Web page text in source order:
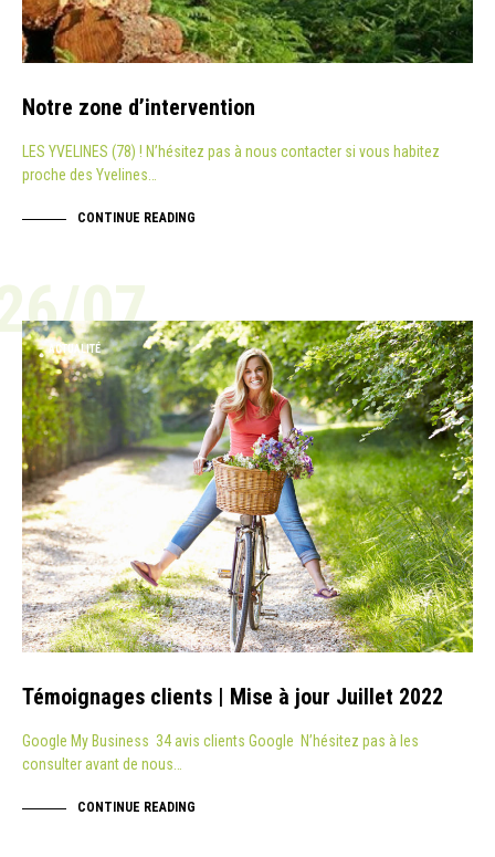
Notre zone d’intervention
LES YVELINES (78) ! N’hésitez pas à nous contacter si vous habitez
proche des Yvelines…
CONTINUE READING
07
ACTUALITÉ
Témoignages clients | Mise à jour Juillet 2022
Google My Business 34 avis clients Google N’hésitez pas à les
consulter avant de nous…
CONTINUE READING